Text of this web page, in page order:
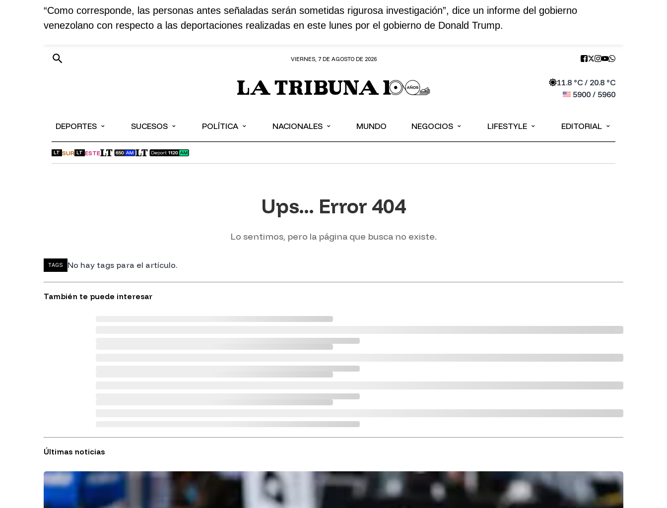
“Como corresponde, las personas antes señaladas serán sometidas rigurosa investigación”, dice un informe del gobierno
venezolano con respecto a las deportaciones realizadas en este lunes por el gobierno de Donald Trump.
TAGS No hay tags para el artículo.
También te puede interesar
Últimas noticias